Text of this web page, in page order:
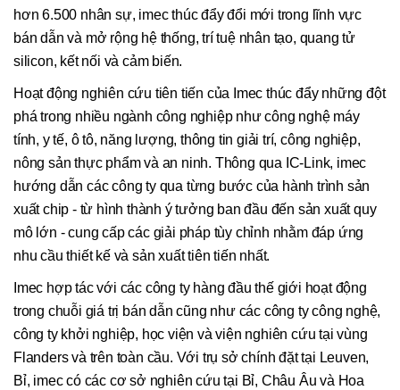
hơn 6.500 nhân sự, imec thúc đẩy đổi mới trong lĩnh vực
bán dẫn và mở rộng hệ thống, trí tuệ nhân tạo, quang tử
silicon, kết nối và cảm biến.
Hoạt động nghiên cứu tiên tiến của Imec thúc đẩy những đột
phá trong nhiều ngành công nghiệp như công nghệ máy
tính, y tế, ô tô, năng lượng, thông tin giải trí, công nghiệp,
nông sản thực phẩm và an ninh. Thông qua IC-Link, imec
hướng dẫn các công ty qua từng bước của hành trình sản
xuất chip - từ hình thành ý tưởng ban đầu đến sản xuất quy
mô lớn - cung cấp các giải pháp tùy chỉnh nhằm đáp ứng
nhu cầu thiết kế và sản xuất tiên tiến nhất.
Imec hợp tác với các công ty hàng đầu thế giới hoạt động
trong chuỗi giá trị bán dẫn cũng như các công ty công nghệ,
công ty khởi nghiệp, học viện và viện nghiên cứu tại vùng
Flanders và trên toàn cầu. Với trụ sở chính đặt tại Leuven,
Bỉ, imec có các cơ sở nghiên cứu tại Bỉ, Châu Âu và Hoa